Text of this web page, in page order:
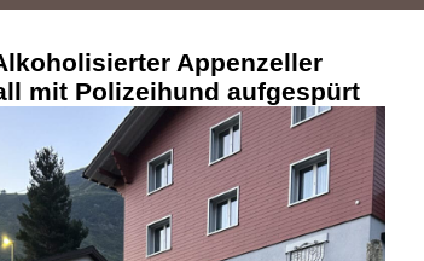
Appenzeller
mit Polizeihund aufgespürt